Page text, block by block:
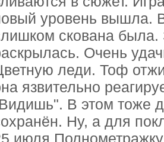
уровень вышла.
скована была.
Очень
леди. Тоф
язвительно
В этом тоже
Ну, а для
июля